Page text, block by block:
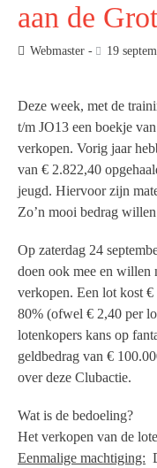
aan de
Webmaster 19
Deze week, met de
t/m JO13 een boekje
verkopen. Vorig jaar
van € 2.822,40
jeugd. Hiervoor zijn
Zo’n mooi bedrag
Op zaterdag 24
doen ook mee en
verkopen. Een lot kost €
80% (ofwel € 2,40 per
lotenkopers kans op
geldbedrag van €
over deze Clubactie.
Wat is de bedoeling?
Het verkopen van de
Eenmalige machtiging: